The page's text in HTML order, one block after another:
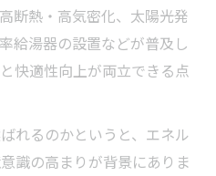
断熱・高気密化、太陽光発
給湯器の設置などが普及し
快適性向上が両立できる点
れるのかというと、エネル
識の高まりが背景にありま